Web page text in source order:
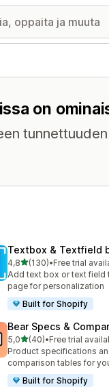
on
Textbox & Textfield
4,8/ 5 tähteä
(130)
130 arvostelua yhteensä
•Free trial
Add text box or text field
page for personalization
Built for Shopify
Bear Specs &
5,0/ 5 tähteä
(40)
40 arvostelua yhteensä
•Free trial
Product specifications
comparison tables for
Built for Shopify